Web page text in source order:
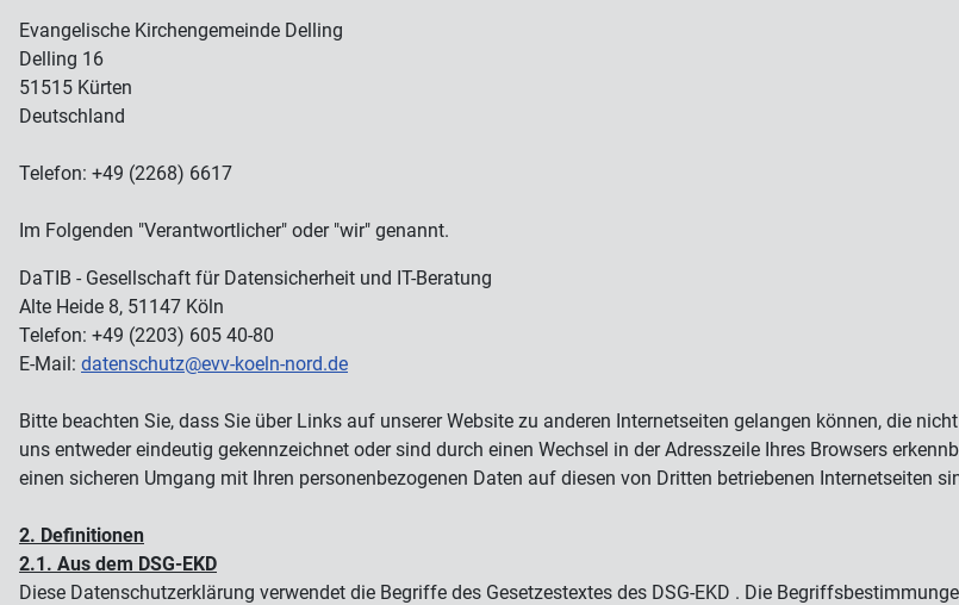
Evangelische Kirchengemeinde Delling
Delling 16
51515 Kürten
Deutschland
Telefon: +49 (2268) 6617
Im Folgenden "Verantwortlicher" oder "wir" genannt.
DaTIB - Gesellschaft für Datensicherheit und IT-Beratung
Alte Heide 8, 51147 Köln
Telefon: +49 (2203) 605 40-80
E-Mail: datenschutz@evv-koeln-nord.de
Bitte beachten Sie, dass Sie über Links auf unserer Website zu anderen Internetseiten gelangen können, die
uns entweder eindeutig gekennzeichnet oder sind durch einen Wechsel in der Adresszeile Ihres Browsers
einen sicheren Umgang mit Ihren personenbezogenen Daten auf diesen von Dritten betriebenen Internetseiten
2. Definitionen
2.1. Aus dem DSG-EKD
Diese Datenschutzerklärung verwendet die Begriffe des Gesetzestextes des DSG-EKD . Die